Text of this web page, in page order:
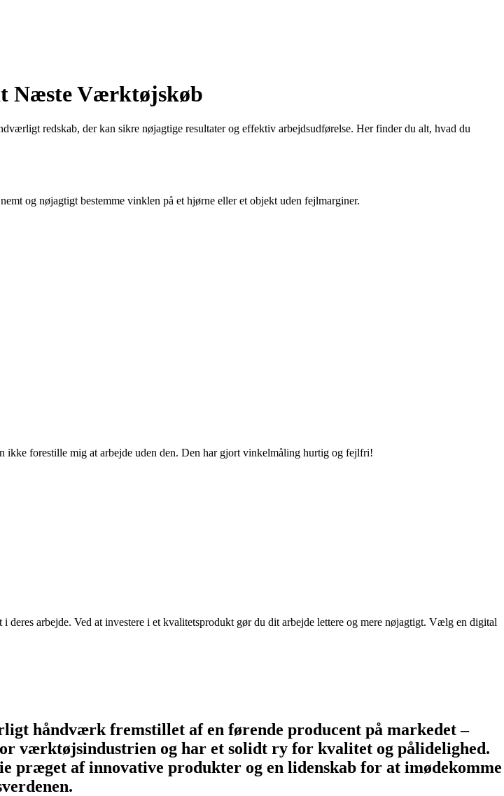
Næste Værktøjskøb
redskab, der kan sikre nøjagtige resultater og effektiv arbejdsudførelse. Her finder du alt, hvad du
og nøjagtigt bestemme vinklen på et hjørne eller et objekt uden fejlmarginer.
ikke forestille mig at arbejde uden den. Den har gjort vinkelmåling hurtig og fejlfri!
arbejde. Ved at investere i et kvalitetsprodukt gør du dit arbejde lettere og mere nøjagtigt. Vælg en digital
håndværk fremstillet af en førende producent på markedet –
værktøjsindustrien og har et solidt ry for kvalitet og pålidelighed.
præget af innovative produkter og en lidenskab for at imødekomme